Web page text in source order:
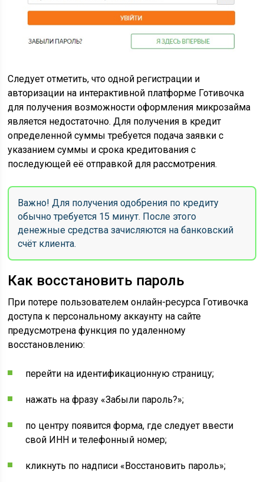
Следует отметить, что одной регистрации и
авторизации на интерактивной платформе Готивочка
для получения возможности оформления микрозайма
является недостаточно. Для получения в кредит
определенной суммы требуется подача заявки с
указанием суммы и срока кредитования с
последующей её отправкой для рассмотрения.
Важно! Для получения одобрения по кредиту
обычно требуется 15 минут. После этого
денежные средства зачисляются на банковский
счёт клиента.
Как восстановить пароль
При потере пользователем онлайн-ресурса Готивочка
доступа к персональному аккаунту на сайте
предусмотрена функция по удаленному
восстановлению:
перейти на идентификационную страницу;
нажать на фразу «Забыли пароль?»;
по центру появится форма, где следует ввести
свой ИНН и телефонный номер;
кликнуть по надписи «Восстановить пароль»;